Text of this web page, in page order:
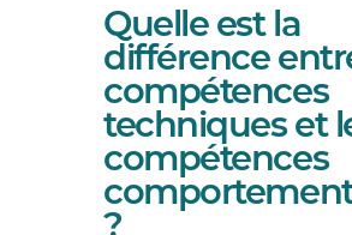
Quelle est la
différence
compétences
techniques et
compétences
?